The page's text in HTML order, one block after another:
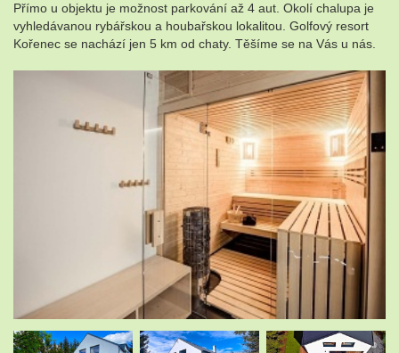
Přímo u objektu je možnost parkování až 4 aut. Okolí chalupa je
vyhledávanou rybářskou a houbařskou lokalitou. Golfový resort
Kořenec se nachází jen 5 km od chaty. Těšíme se na Vás u nás.